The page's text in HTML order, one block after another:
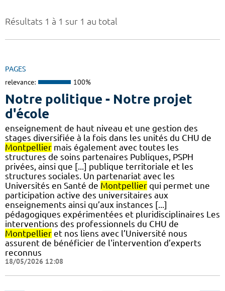
Résultats 1 à 1 sur 1 au total
PAGES
relevance: 100%
Notre politique - Notre projet
d'école
enseignement de haut niveau et une gestion des
stages diversifiée à la fois dans les unités du CHU de
Montpellier mais également avec toutes les
structures de soins partenaires Publiques, PSPH
privées, ainsi que [...] publique territoriale et les
structures sociales. Un partenariat avec les
Universités en Santé de Montpellier qui permet une
participation active des universitaires aux
enseignements ainsi qu’aux instances [...]
pédagogiques expérimentées et pluridisciplinaires Les
interventions des professionnels du CHU de
Montpellier et nos liens avec l’Université nous
assurent de bénéficier de l'intervention d’experts
reconnus
18/05/2026 12:08